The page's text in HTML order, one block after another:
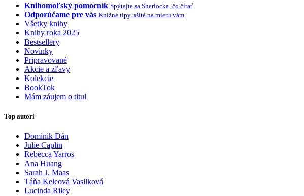
Knihomoľský pomocník Spýtajte sa Sherlocka, čo čítať
Odporúčame pre vás Knižné tipy ušité na mieru vám
Všetky knihy
Knihy roka 2025
Bestsellery
Novinky
Pripravované
Akcie a zľavy
Kolekcie
BookTok
Mám záujem o titul
Top autori
Dominik Dán
Julie Caplin
Rebecca Yarros
Ana Huang
Sarah J. Maas
Táňa Keleová Vasilková
Lucinda Riley